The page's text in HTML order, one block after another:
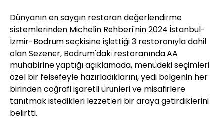
Dünyanın en saygın restoran değerlendirme
sistemlerinden Michelin Rehberi'nin 2024 İstanbul-
İzmir-Bodrum seçkisine işlettiği 3 restoranıyla dahil
olan Sezener, Bodrum'daki restoranında AA
muhabirine yaptığı açıklamada, menüdeki seçimleri
özel bir felsefeyle hazırladıklarını, yedi bölgenin her
birinden coğrafi işaretli ürünleri ve misafirlere
tanıtmak istedikleri lezzetleri bir araya getirdiklerini
belirtti.